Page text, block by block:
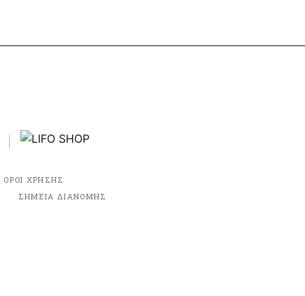
ΟΡΟΙ ΧΡΗΣΗΣ
ΣΗΜΕΙΑ ΔΙΑΝΟΜΗΣ